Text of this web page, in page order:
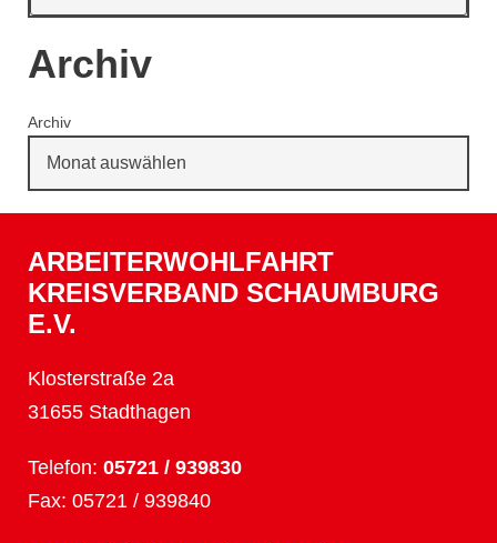
Archiv
Archiv
ARBEITERWOHLFAHRT
KREISVERBAND SCHAUMBURG
E.V.
Klosterstraße 2a
31655 Stadthagen
Telefon: 05721 / 939830
Fax: 05721 / 939840